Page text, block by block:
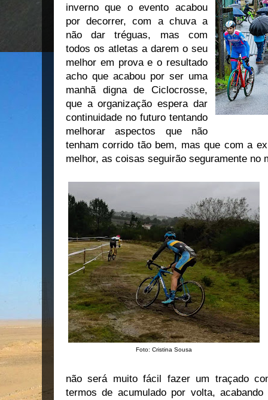
inverno que o evento acabou
por decorrer, com a chuva a
não dar tréguas, mas com
todos os atletas a darem o seu
melhor em prova e o resultado
acho que acabou por ser uma
manhã digna de Ciclocrosse,
que a organização espera dar
continuidade no futuro tentando
melhorar aspectos que não
tenham corrido tão bem, mas que com a
melhor, as coisas seguirão seguramente no
Foto: Cristina Sousa
não será muito fácil fazer um traçado
termos de acumulado por volta,